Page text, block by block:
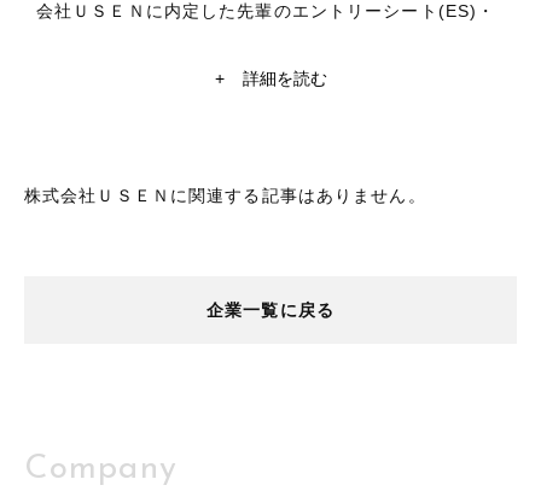
会社ＵＳＥＮに内定した先輩のエントリーシート(ES)・
報満載！東京大学・京都大学在籍の現役学生ライターに
所在地
インターネット・Webサービス
+ 詳細を読む
株式会社ＵＳＥＮに関連する記事はありません。
企業一覧に戻る
Company